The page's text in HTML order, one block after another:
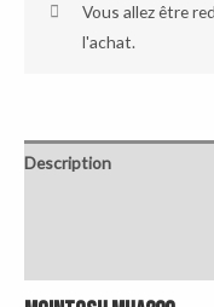
Vous allez être
l'achat.
Description